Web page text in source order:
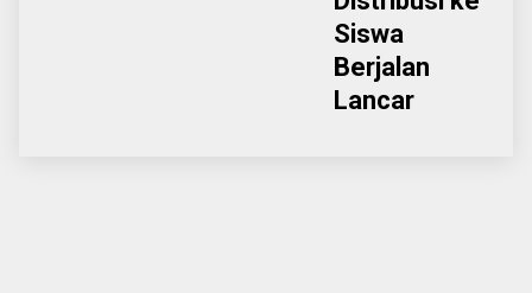
Siswa
Berjalan
Lancar